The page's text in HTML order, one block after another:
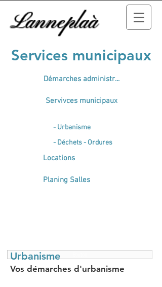
Lanneplaà
Services municipaux
Démarches administr...
Servivces municipaux
- Urbanisme
- Déchets - Ordures
Locations
Planing Salles
Urbanisme
Vos démarches d'urbanisme